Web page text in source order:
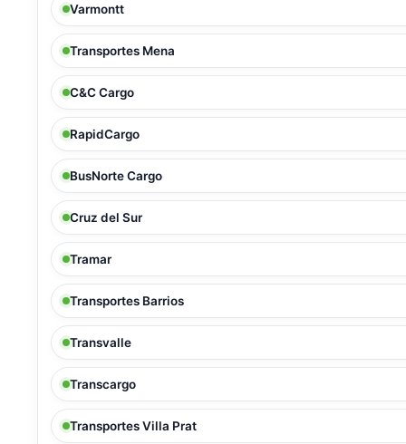
Varmontt
Transportes Mena
C&C Cargo
RapidCargo
BusNorte Cargo
Cruz del Sur
Tramar
Transportes Barrios
Transvalle
Transcargo
Transportes Villa Prat